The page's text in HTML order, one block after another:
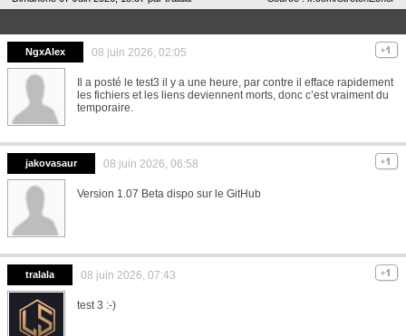
NgxAlex 08 juin 2026, 02:05
Il a posté le test3 il y a une heure, par contre il efface rapidement
les fichiers et les liens deviennent morts, donc c’est vraiment du
temporaire.
jakovasaur 08 juin 2026, 06:58
Version 1.07 Beta dispo sur le GitHub
tralala 08 juin 2026, 07:43
test 3 :-)